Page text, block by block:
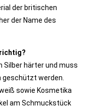
der britischen
der Name des
Silber härter und muss
geschützt werden.
sowie Kosmetika
am Schmuckstück